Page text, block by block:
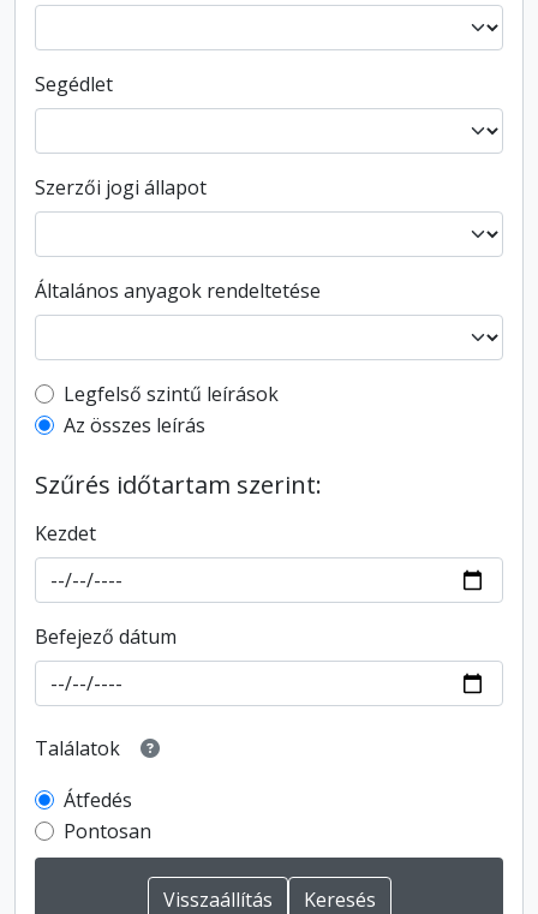
Segédlet
Szerzői jogi állapot
Általános anyagok rendeltetése
Top-level description filter
Legfelső szintű leírások
Az összes leírás
Szűrés időtartam szerint:
Kezdet
Befejező dátum
Találatok
Átfedés
Pontosan